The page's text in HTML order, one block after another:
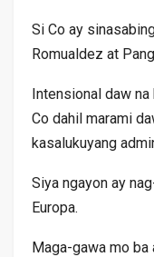
Si Co ay
Romualdez at
Intensional daw
Co dahil marami
kasalukuyang
Siya ngayon ay
Europa.
Maga-gawa mo ba